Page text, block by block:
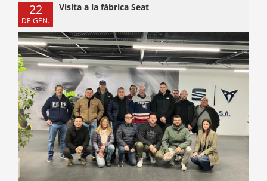
22
DE GEN.
Visita a la fàbrica Seat